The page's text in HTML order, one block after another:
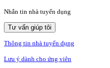
Nhắn tin nhà tuyển dụng
Tư vấn giúp tôi
Thông tin nhà tuyển dụng
Lưu ý dành cho ứng viên